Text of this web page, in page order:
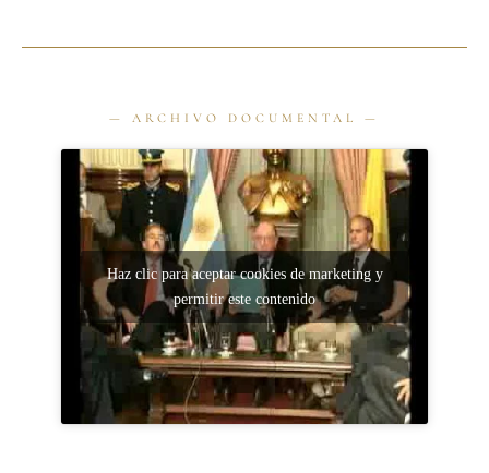
Haz clic para aceptar cookies de marketing y
permitir este contenido